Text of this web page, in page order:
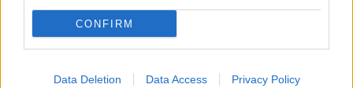
CONFIRM
Data Deletion Data Access Privacy Policy
LE MIGLIORI OFFERTE AMAZON